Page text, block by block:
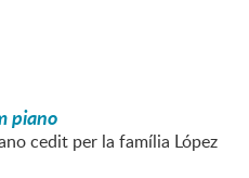
piano
cedit per la família López